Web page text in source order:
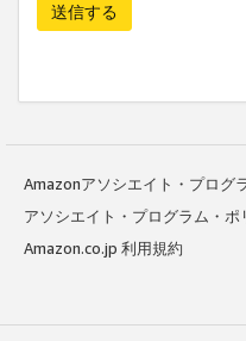
送信する
Amazonアソシエイト・プログ
アソシエイト・プログラム・ポ
Amazon.co.jp 利用規約